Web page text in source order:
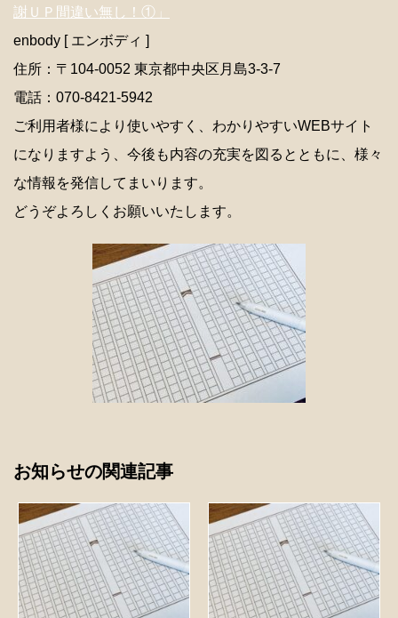
謝ＵＰ間違い無し！①」
enbody [ エンボディ ]
住所：〒104-0052 東京都中央区月島3-3-7
電話：070-8421-5942
ご利用者様により使いやすく、わかりやすいWEBサイト
になりますよう、今後も内容の充実を図るとともに、様々
な情報を発信してまいります。
どうぞよろしくお願いいたします。
お知らせの関連記事